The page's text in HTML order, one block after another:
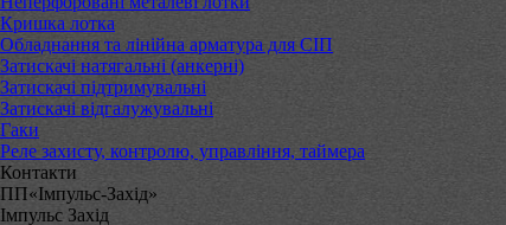
Кришка лотка
Обладнання та лінійна арматура для СІП
Затискачі натягальні (анкерні)
Затискачі підтримувальні
Затискачі відгалужувальні
Гаки
Реле захисту, контролю, управління, таймера
Контакти
ПП«Імпульс-Захід»
Імпульс Захід